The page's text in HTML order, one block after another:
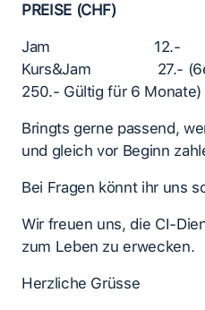
PREISE (CHF)
Jam 12.-
Kurs&Jam 27.- (6er
250.- Gültig für 6 Monate)
Bringts gerne passend,
und gleich vor Beginn
Bei Fragen könnt ihr uns
Wir freuen uns, die CI-
zum Leben zu erwecken.
Herzliche Grüsse